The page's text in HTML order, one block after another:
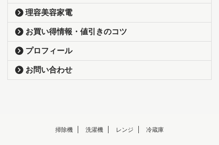
理容美容家電
お買い得情報・値引きのコツ
プロフィール
お問い合わせ
掃除機 洗濯機 レンジ 冷蔵庫